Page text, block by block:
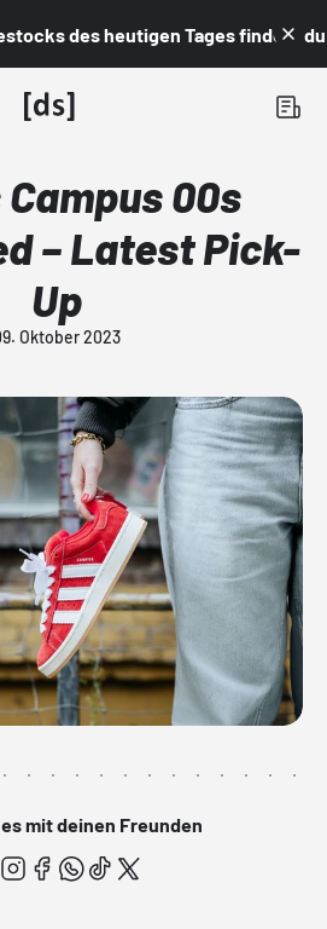
des heutigen Tages findest du
00s
– Latest Pick-
Up
Oktober 2023
mit deinen Freunden